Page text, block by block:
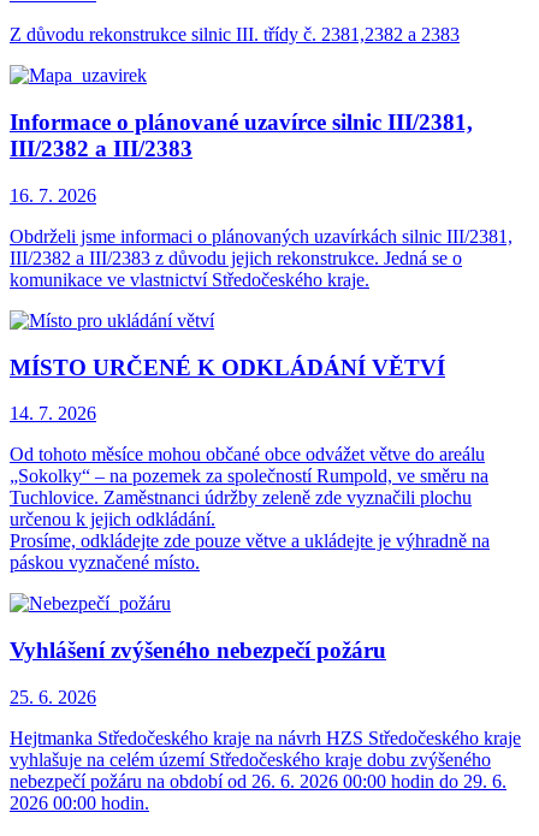
Z důvodu rekonstrukce silnic III. třídy č. 2381,2382 a 2383
Informace o plánované uzavírce silnic III/2381,
III/2382 a III/2383
16. 7. 2026
Obdrželi jsme informaci o plánovaných uzavírkách silnic III/2381,
III/2382 a III/2383 z důvodu jejich rekonstrukce. Jedná se o
komunikace ve vlastnictví Středočeského kraje.
MÍSTO URČENÉ K ODKLÁDÁNÍ VĚTVÍ
14. 7. 2026
Od tohoto měsíce mohou občané obce odvážet větve do areálu
„Sokolky“ – na pozemek za společností Rumpold, ve směru na
Tuchlovice. Zaměstnanci údržby zeleně zde vyznačili plochu
určenou k jejich odkládání.
Prosíme, odkládejte zde pouze větve a ukládejte je výhradně na
páskou vyznačené místo.
Vyhlášení zvýšeného nebezpečí požáru
25. 6. 2026
Hejtmanka Středočeského kraje na návrh HZS Středočeského kraje
vyhlašuje na celém území Středočeského kraje dobu zvýšeného
nebezpečí požáru na období od 26. 6. 2026 00:00 hodin do 29. 6.
2026 00:00 hodin.